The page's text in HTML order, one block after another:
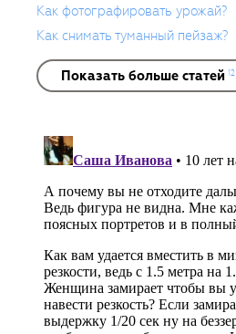
Как фотографировать урожай?
Как снимать туманный пейзаж?
Показать больше статей 12